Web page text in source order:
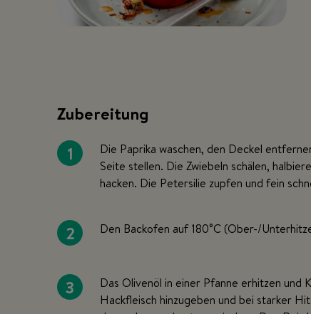
Zubereitung
1
Die Paprika waschen, den Deckel
Seite stellen. Die Zwiebeln schälen,
hacken. Die Petersilie zupfen und fein
2 Den Backofen auf 180°C (Ober-/
3
Das Olivenöl in einer Pfanne erhitzen und
Hackfleisch hinzugeben und bei starker